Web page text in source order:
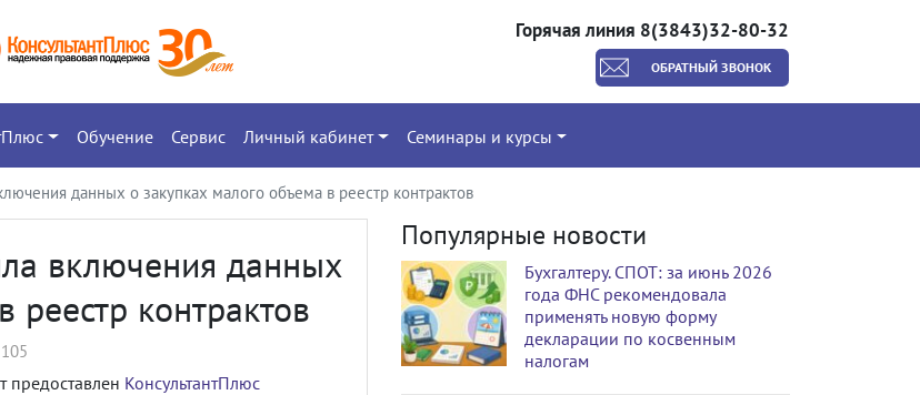
Горячая линия 8(3843)32-80-32
ОБРАТНЫЙ ЗВОНОК
Обучение Сервис Личный кабинет Семинары и курсы
данных о закупках малого объема в реестр контрактов
включения данных
реестр контрактов
предоставлен КонсультантПлюс
Популярные новости
Бухгалтеру. СПОТ: за июнь 2026
года ФНС рекомендовала
применять новую форму
декларации по косвенным
налогам